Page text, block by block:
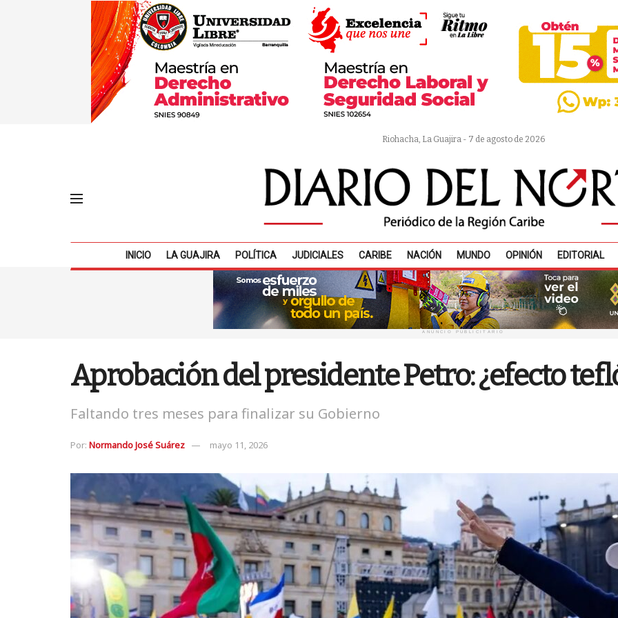
Riohacha, La Guajira - 7 de agosto de 2026
INICIO LA GUAJIRA POLÍTICA JUDICIALES CARIBE NACIÓN MUNDO OPINIÓN EDITORIAL
ANUNCIO PUBLICITARIO
Aprobación del presidente Petro: ¿efecto
Faltando tres meses para finalizar su Gobierno
Por: Normando José Suárez mayo 11, 2026